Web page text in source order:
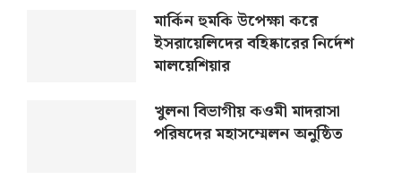
মার্কিন হুমকি উপেক্ষা করে
ইসরায়েলিদের বহিষ্কারের নির্দেশ
মালয়েশিয়ার
খুলনা বিভাগীয় কওমী মাদরাসা
পরিষদের মহাসম্মেলন অনুষ্ঠিত